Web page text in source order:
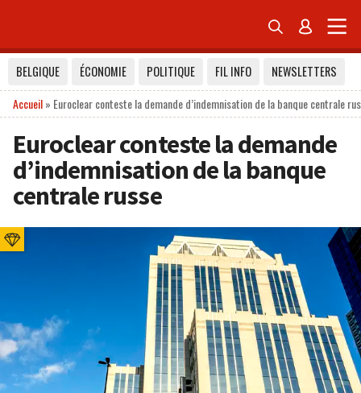
 
BELGIQUE ÉCONOMIE POLITIQUE FIL INFO
NEWSLETTERS
Accueil» Euroclear conteste la demande d’indemnisation de la banque centrale
Euroclear conteste la demande
d’indemnisation de la banque
centrale russe